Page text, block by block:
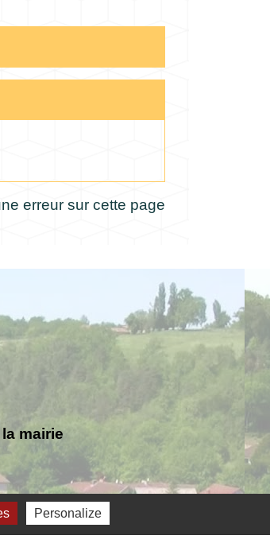
erreur sur cette page
mairie
Personalize